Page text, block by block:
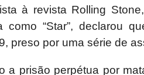
à revista Rolling
como “Star”, declarou
preso por uma série de
a prisão perpétua por